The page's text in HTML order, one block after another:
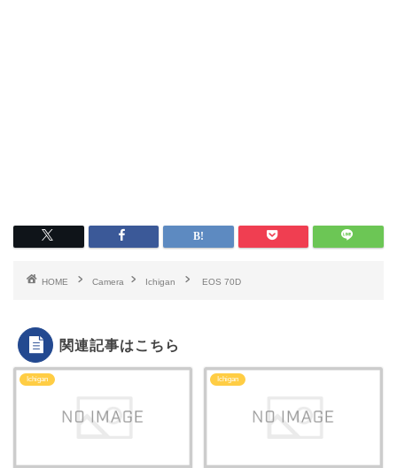
HOME Camera Ichigan EOS 70D
関連記事はこちら
Ichigan Ichigan